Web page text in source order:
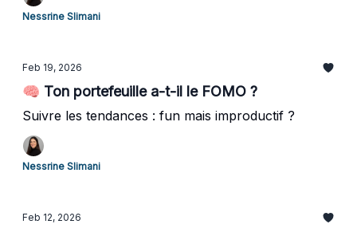
Nessrine Slimani
Feb 19, 2026
🧠 Ton portefeuille a-t-il le FOMO ?
Suivre les tendances : fun mais improductif ?
Nessrine Slimani
Feb 12, 2026